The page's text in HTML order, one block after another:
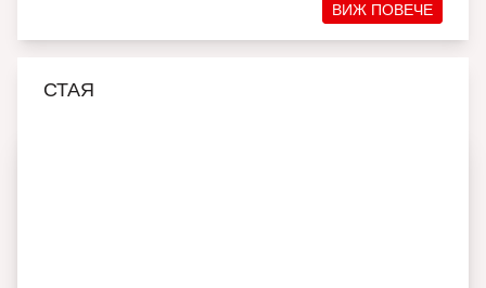
ВИЖ ПОВЕЧЕ
СТАЯ